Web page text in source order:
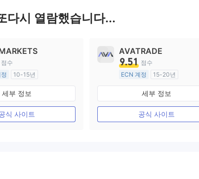
다시 열람했습니다...
점수
10-15년
래 라이선스 (MM)
이블 MT4
세부 정보
식 사이트
AVATRADE
9.51 점수
ECN 계정
15-20년
호주 규제
외환 거래 라이선스 (MM)
마스터 레이블 MT4
세부 정보
공식 사이트